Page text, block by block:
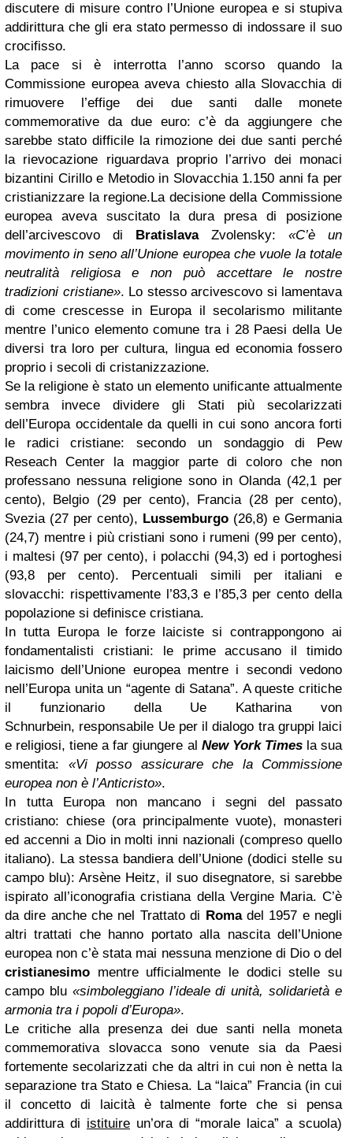
discutere di misure contro l’Unione europea e si stupiva
addirittura che gli era stato permesso di indossare il suo
crocifisso.
La pace si è interrotta l’anno scorso quando la
Commissione europea aveva chiesto alla Slovacchia di
rimuovere l’effige dei due santi dalle monete
commemorative da due euro: c’è da aggiungere che
sarebbe stato difficile la rimozione dei due santi perché
la rievocazione riguardava proprio l’arrivo dei monaci
bizantini Cirillo e Metodio in Slovacchia 1.150 anni fa per
cristianizzare la regione.La decisione della Commissione
europea aveva suscitato la dura presa di posizione
dell’arcivescovo di BratislavaZvolensky: «C’è un
movimento in seno all’Unione europea che vuole la totale
neutralità religiosa e non può accettare le nostre
tradizioni cristiane». Lo stesso arcivescovo si lamentava
di come crescesse in Europa il secolarismo militante
mentre l’unico elemento comune tra i 28 Paesi della Ue
diversi tra loro per cultura, lingua ed economia fossero
proprio i secoli di cristanizzazione.
Se la religione è stato un elemento unificante attualmente
sembra invece dividere gli Stati più secolarizzati
dell’Europa occidentale da quelli in cui sono ancora forti
le radici cristiane: secondo un sondaggio di Pew
Reseach Center la maggior parte di coloro che non
professano nessuna religione sono in Olanda (42,1 per
cento), Belgio (29 per cento), Francia (28 per cento),
Svezia (27 per cento), Lussemburgo (26,8) e Germania
(24,7) mentre i più cristiani sono i rumeni (99 per cento),
i maltesi (97 per cento), i polacchi (94,3) ed i portoghesi
(93,8 per cento). Percentuali simili per italiani e
slovacchi: rispettivamente l’83,3 e l’85,3 per cento della
popolazione si definisce cristiana.
In tutta Europa le forze laiciste si contrappongono ai
fondamentalisti cristiani: le prime accusano il timido
laicismo dell’Unione europea mentre i secondi vedono
nell’Europa unita un “agente di Satana”. A queste critiche
il funzionario della Ue Katharina von
Schnurbein, responsabile Ue per il dialogo tra gruppi laici
e religiosi, tiene a far giungere al New York Times la sua
smentita: «Vi posso assicurare che la Commissione
europea non è l’Anticristo».
In tutta Europa non mancano i segni del passato
cristiano: chiese (ora principalmente vuote), monasteri
ed accenni a Dio in molti inni nazionali (compreso quello
italiano). La stessa bandiera dell’Unione (dodici stelle su
campo blu): Arsène Heitz, il suo disegnatore, si sarebbe
ispirato all’iconografia cristiana della Vergine Maria. C’è
da dire anche che nel Trattato di Romadel 1957 e negli
altri trattati che hanno portato alla nascita dell’Unione
europea non c’è stata mai nessuna menzione di Dio o del
cristianesimo mentre ufficialmente le dodici stelle su
campo blu «simboleggiano l’ideale di unità, solidarietà e
armonia tra i popoli d’Europa».
Le critiche alla presenza dei due santi nella moneta
commemorativa slovacca sono venute sia da Paesi
fortemente secolarizzati che da altri in cui non è netta la
separazione tra Stato e Chiesa. La “laica” Francia (in cui
il concetto di laicità è talmente forte che si pensa
addirittura di istituire un’ora di “morale laica” a scuola)